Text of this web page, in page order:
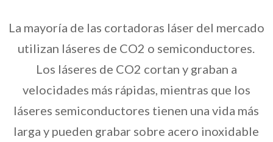
La mayoría de las cortadoras láser del mercado
utilizan láseres de CO2 o semiconductores.
Los láseres de CO2 cortan y graban a
velocidades más rápidas, mientras que los
láseres semiconductores tienen una vida más
larga y pueden grabar sobre acero inoxidable